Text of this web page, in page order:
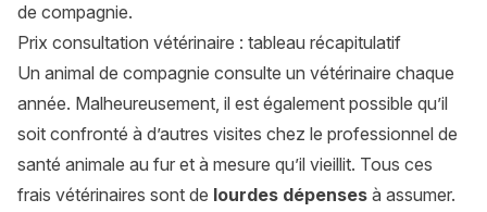
de compagnie.
Prix consultation vétérinaire : tableau récapitulatif
Un animal de compagnie consulte un vétérinaire chaque
année. Malheureusement, il est également possible qu’il
soit confronté à d’autres visites chez le professionnel de
santé animale au fur et à mesure qu’il vieillit. Tous ces
frais vétérinaires sont de lourdes dépenses à assumer.